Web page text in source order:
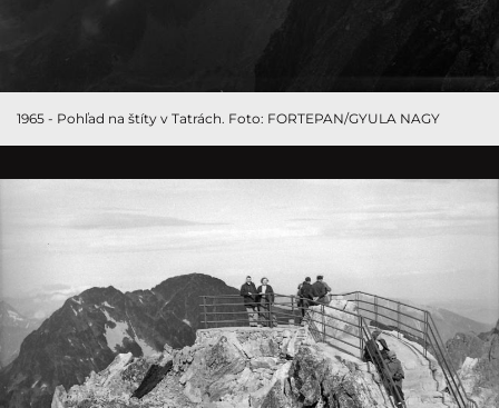
1965 - Pohľad na štíty v Tatrách. Foto: FORTEPAN/GYULA NAGY